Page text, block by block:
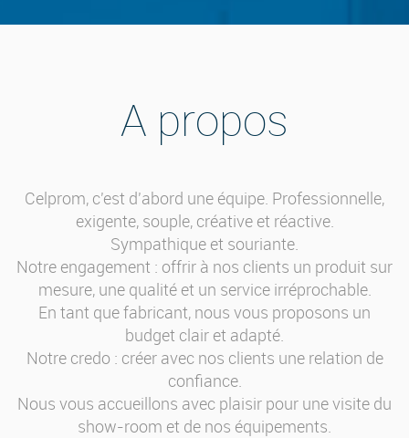
A propos
Celprom, c'est d'abord une équipe. Professionnelle,
exigente, souple, créative et réactive.
Sympathique et souriante.
Notre engagement : offrir à nos clients un produit sur
mesure, une qualité et un service irréprochable.
En tant que fabricant, nous vous proposons un
budget clair et adapté.
Notre credo : créer avec nos clients une relation de
confiance.
Nous vous accueillons avec plaisir pour une visite du
show-room et de nos équipements.